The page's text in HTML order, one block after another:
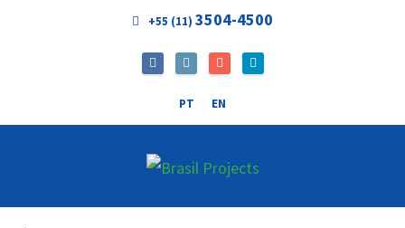
+55 (11) 3504-4500
PT EN